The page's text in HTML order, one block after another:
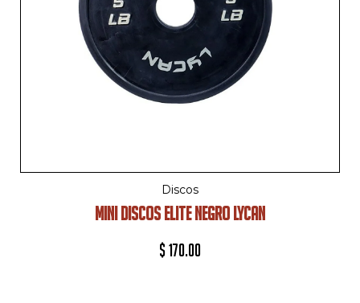
Discos
MINI DISCOS ELITE NEGRO LYCAN
$170.00